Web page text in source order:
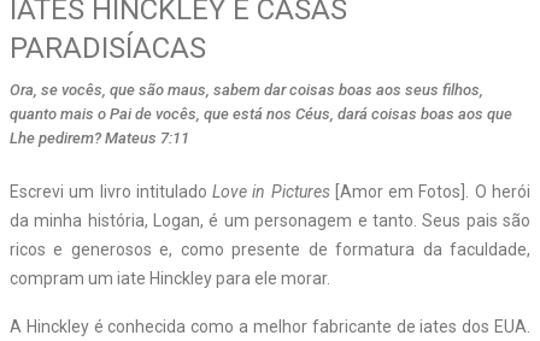
IATES HINCKLEY E CASAS
PARADISÍACAS
Ora, se vocês, que são maus, sabem dar coisas boas aos seus filhos,
quanto mais o Pai de vocês, que está nos Céus, dará coisas boas aos que
Lhe pedirem? Mateus 7:11
Escrevi um livro intituladoLove in Pictures[Amor em Fotos]. O herói
da minha história, Logan, é um personagem e tanto. Seus pais são
ricos e generosos e, como presente de formatura da faculdade,
compram um iate Hinckley para ele morar.
A Hinckley é conhecida como a melhor fabricante de iates dos EUA.